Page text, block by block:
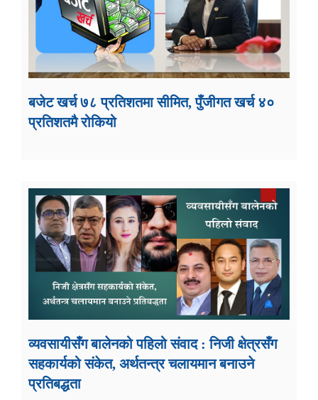
बजेट खर्च ७८ प्रतिशतमा सीमित, पुँजीगत खर्च ४०
प्रतिशतमै रोकियो
व्यवसायीसँग बालेनको पहिलो संवाद : निजी क्षेत्रसँग
सहकार्यको संकेत, अर्थतन्त्र चलायमान बनाउने
प्रतिबद्धता